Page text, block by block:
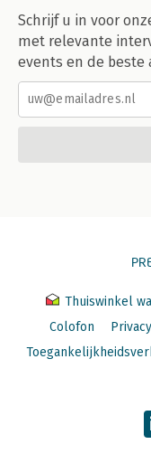
Schrijf u in voor
met relevante
events en de beste
Thuiswinkel
Colofon
Privacy